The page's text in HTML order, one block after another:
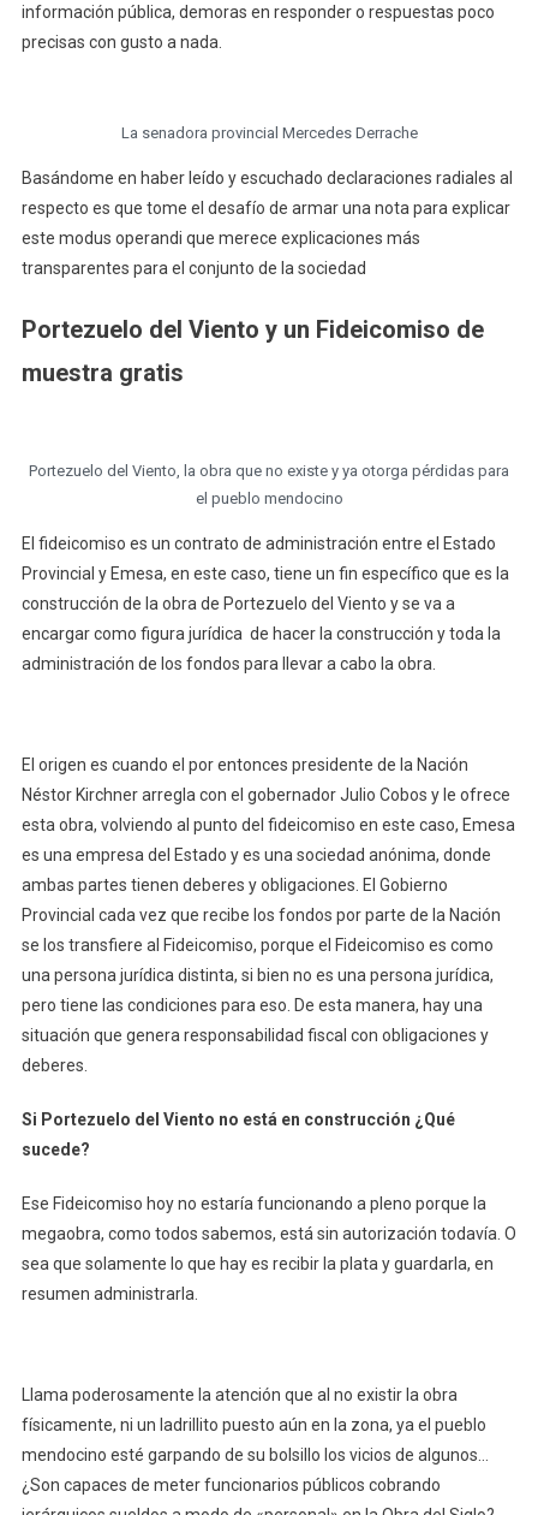
información pública, demoras en responder o respuestas poco
precisas con gusto a nada.
La senadora provincial Mercedes Derrache
Basándome en haber leído y escuchado declaraciones radiales al
respecto es que tome el desafío de armar una nota para explicar
este modus operandi que merece explicaciones más
transparentes para el conjunto de la sociedad
Portezuelo del Viento y un Fideicomiso de
muestra gratis
Portezuelo del Viento, la obra que no existe y ya otorga pérdidas para
el pueblo mendocino
El fideicomiso es un contrato de administración entre el Estado
Provincial y Emesa, en este caso, tiene un fin específico que es la
construcción de la obra de Portezuelo del Viento y se va a
encargar como figura jurídica de hacer la construcción y toda la
administración de los fondos para llevar a cabo la obra.
El origen es cuando el por entonces presidente de la Nación
Néstor Kirchner arregla con el gobernador Julio Cobos y le ofrece
esta obra, volviendo al punto del fideicomiso en este caso, Emesa
es una empresa del Estado y es una sociedad anónima, donde
ambas partes tienen deberes y obligaciones. El Gobierno
Provincial cada vez que recibe los fondos por parte de la Nación
se los transfiere al Fideicomiso, porque el Fideicomiso es como
una persona jurídica distinta, si bien no es una persona jurídica,
pero tiene las condiciones para eso. De esta manera, hay una
situación que genera responsabilidad fiscal con obligaciones y
deberes.
Si Portezuelo del Viento no está en construcción ¿Qué
sucede?
Ese Fideicomiso hoy no estaría funcionando a pleno porque la
megaobra, como todos sabemos, está sin autorización todavía. O
sea que solamente lo que hay es recibir la plata y guardarla, en
resumen administrarla.
Llama poderosamente la atención que al no existir la obra
físicamente, ni un ladrillito puesto aún en la zona, ya el pueblo
mendocino esté garpando de su bolsillo los vicios de algunos…
¿Son capaces de meter funcionarios públicos cobrando